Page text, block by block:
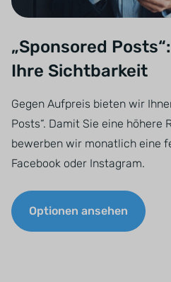
„Sponsored
Ihre Sichtbarkeit
Gegen Aufpreis bieten wir
Posts“. Damit Sie eine höhere
bewerben wir monatlich eine
Facebook oder Instagram.
Optionen ansehen